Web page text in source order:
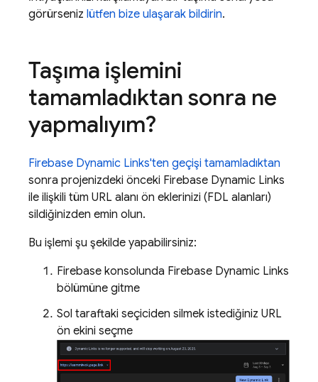
görürseniz lütfen bize ulaşarak bildirin.
Taşıma işlemini
tamamladıktan sonra ne
yapmalıyım?
Firebase Dynamic Links'ten geçişi tamamladıktan
sonra projenizdeki önceki Firebase Dynamic Links
ile ilişkili tüm URL alanı ön eklerinizi (FDL alanları)
sildiğinizden emin olun.
Bu işlemi şu şekilde yapabilirsiniz:
Firebase konsolunda Firebase Dynamic Links
bölümüne gitme
Sol taraftaki seçiciden silmek istediğiniz URL
ön ekini seçme